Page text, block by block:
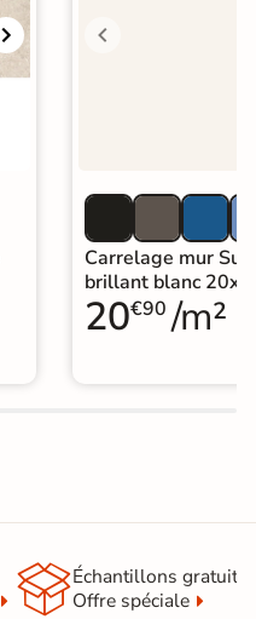
Carrelage mur
brillant blanc
20€90 /m²
Échantillons gratuit
Offre spéciale